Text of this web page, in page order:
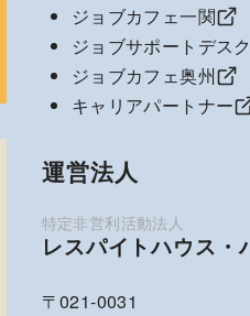
ジョブカフェ一関
ジョブサポートデス
ジョブカフェ奥州
キャリアパートナー
運営法人
レスパイトハウス・
〒021-0031